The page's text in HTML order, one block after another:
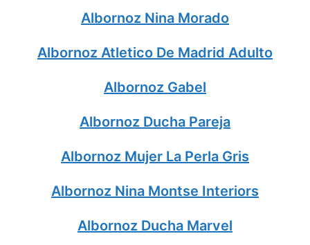
Albornoz Nina Morado
Albornoz Atletico De Madrid Adulto
Albornoz Gabel
Albornoz Ducha Pareja
Albornoz Mujer La Perla Gris
Albornoz Nina Montse Interiors
Albornoz Ducha Marvel